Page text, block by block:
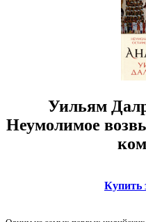
Уильям
Неумолимое
Купить